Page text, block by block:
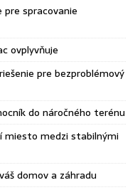
spracovanie
ovplyvňuje
pre bezproblémový
do náročného terénu
miesto medzi stabilnými
domov a záhradu